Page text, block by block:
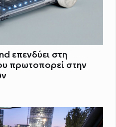
επενδύει στη
πρωτοπορεί στην